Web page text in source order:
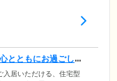
とともにお過ごしい
入居いただける、住宅型